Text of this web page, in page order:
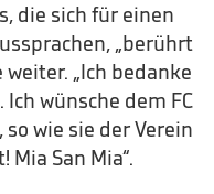
die sich für einen
„berührt
„Ich bedanke
wünsche dem FC
so wie sie der Verein
San Mia“.